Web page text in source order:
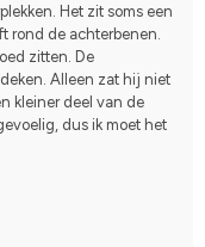
Het zit soms een
rond de achterbenen.
zitten. De
Alleen zat hij niet
kleiner deel van de
dus ik moet het